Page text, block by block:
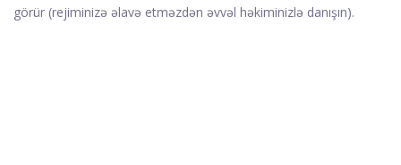
görür (rejiminizə əlavə etməzdən əvvəl həkiminizlə danışın).